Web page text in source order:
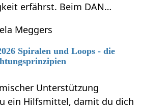
erfährst. Beim DAN…
Meggers
Spiralen und Loops - die
Unterstützung
ein Hilfsmittel, damit du dich